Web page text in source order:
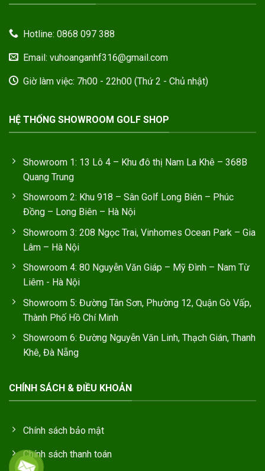
Hotline: 0868 097 388
Email: vuhoanganhf316@gmail.com
Giờ làm việc: 7h00 - 22h00 (Thứ 2 - Chủ nhật)
HỆ THỐNG SHOWROOM GOLF SHOP
Showroom 1: 13 Lô 4 – Khu đô thị Nam La Khê – 368B
Quang Trung
Showroom 2: Khu 918 – Sân Golf Long Biên – Phúc
Đồng – Long Biên – Hà Nội
Showroom 3: 208 Ngọc Trai, Vinhomes Ocean Park – Gia
Lâm – Hà Nội
Showroom 4: 80 Nguyễn Văn Giáp – Mỹ Đình – Nam Từ
Liêm - Hà Nội
Showroom 5: Đường Tân Sơn, Phường 12, Quận Gò Vấp,
Thành Phố Hồ Chí Minh
Showroom 6: Đường Nguyễn Văn Linh, Thạch Gián, Thanh
Khê, Đà Nẵng
CHÍNH SÁCH & ĐIỀU KHOẢN
Chính sách bảo mật
Chính sách thanh toán